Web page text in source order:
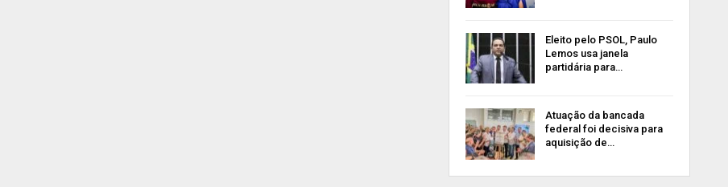
Eleito pelo PSOL, Paulo
Lemos usa janela
partidária para…
Atuação da bancada
federal foi decisiva para
aquisição de…